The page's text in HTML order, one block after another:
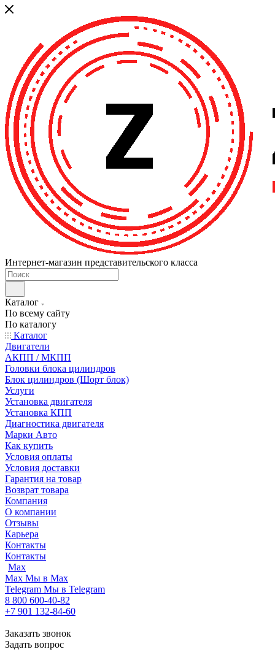
Интернет-магазин представительского класса
Каталог
По всему сайту
По каталогу
Каталог
Двигатели
АКПП / МКПП
Головки блока цилиндров
Блок цилиндров (Шорт блок)
Услуги
Установка двигателя
Установка КПП
Диагностика двигателя
Марки Авто
Как купить
Условия оплаты
Условия доставки
Гарантия на товар
Возврат товара
Компания
О компании
Отзывы
Карьера
Контакты
Контакты
Max
Max Мы в Max
Telegram Мы в Telegram
8 800 600-40-82
+7 901 132-84-60
Заказать звонок
Задать вопрос